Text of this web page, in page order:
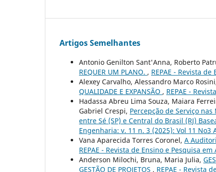
Artigos Semelhantes
Antonio Genilton Sant'Anna, Roberto
REQUER UM PLANO. , REPAE - Revista
Alexey Carvalho, Alessandro Marco
QUALIDADE E EXPANSÃO , REPAE -
Hadassa Abreu Lima Souza, Maiara
Gabriel Crespi, Percepção de Serviço
entre Sé (SP) e Central do Brasil (RJ)
Engenharia: v. 11 n. 3 (2025): Vol 11 No3
Vana Aparecida Torres Coronel, A
REPAE - Revista de Ensino e Pesquisa
Anderson Milochi, Bruna, Maria Julia,
GESTÃO DE PROJETOS , REPAE - Revista